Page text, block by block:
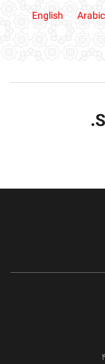
English Arabic